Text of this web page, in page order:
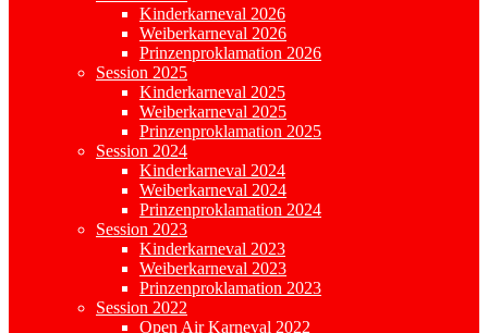
Kinderkarneval 2026
Weiberkarneval 2026
Prinzenproklamation 2026
Session 2025
Kinderkarneval 2025
Weiberkarneval 2025
Prinzenproklamation 2025
Session 2024
Kinderkarneval 2024
Weiberkarneval 2024
Prinzenproklamation 2024
Session 2023
Kinderkarneval 2023
Weiberkarneval 2023
Prinzenproklamation 2023
Session 2022
Open Air Karneval 2022